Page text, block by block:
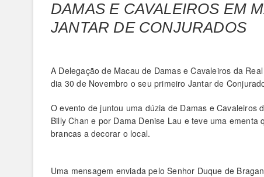
DAMAS E CAVALEIROS EM
JANTAR DE CONJURADOS
A Delegação de Macau de Damas e Cavaleiros da
dia 30 de Novembro o seu primeiro Jantar de
O evento de juntou uma dúzia de Damas e Cavaleiros
Billy Chan e por Dama Denise Lau e teve uma
brancas a decorar o local.
Uma mensagem enviada pelo Senhor Duque de